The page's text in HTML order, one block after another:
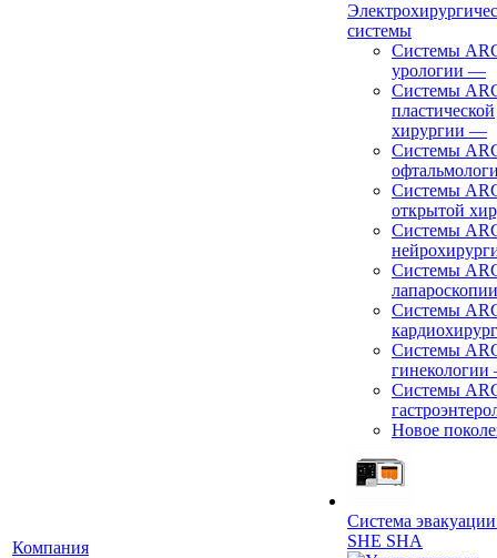
Компания
системы
Системы
урологии —
Системы
пластической
хирургии —
Системы
Системы
открытой
Системы
Системы
лапароскопии
Системы
Системы
гинекологии
Системы
Новое
Система
SHE SHA